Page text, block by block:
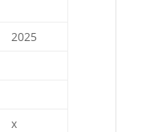
2025
x